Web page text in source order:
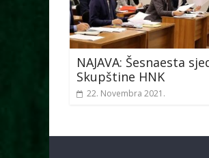
NAJAVA: Šesnaesta
Skupštine HNK
22. Novembra 2021.